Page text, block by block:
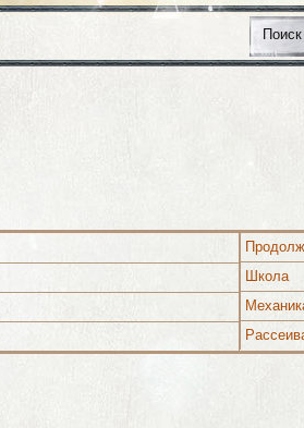
Школа